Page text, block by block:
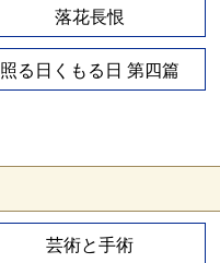
落花長恨
照る日くもる日 第四篇
芸術と手術